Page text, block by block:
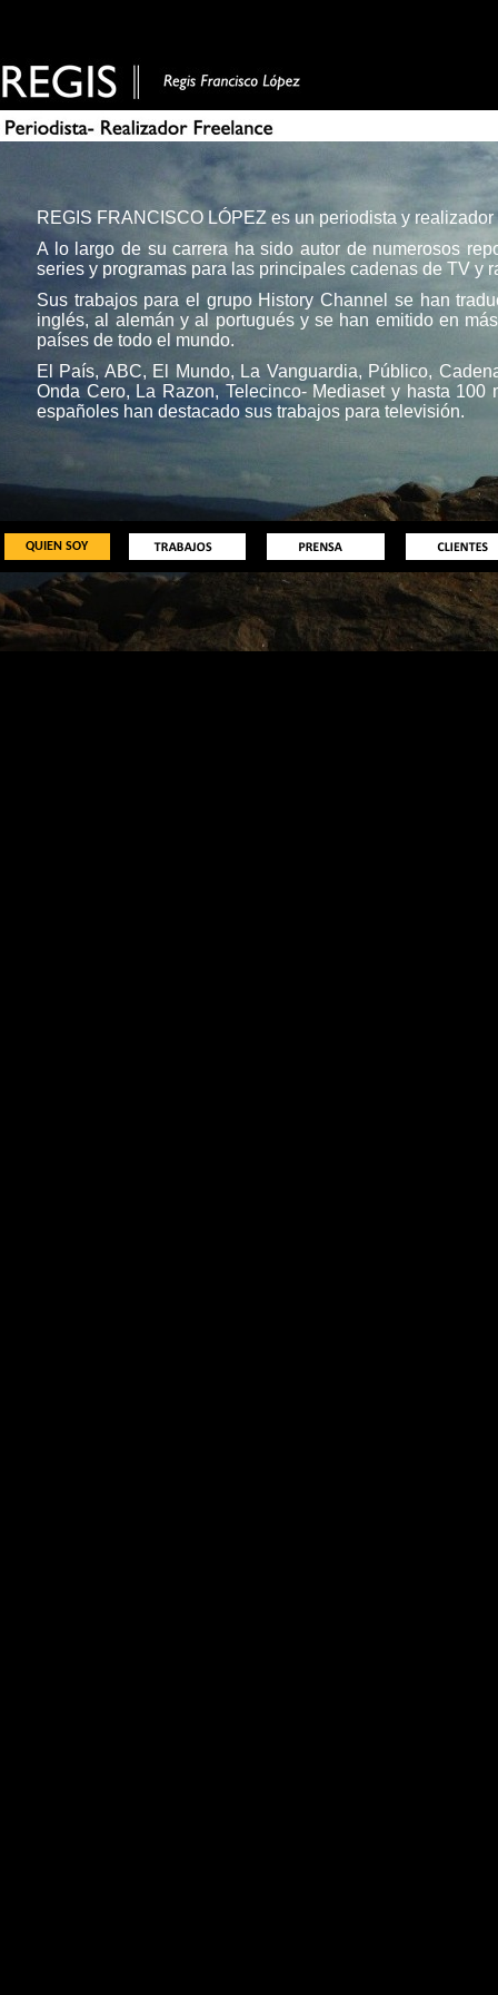
QUIEN SOY
REGIS FRANCISCO LÓPEZ es un periodista y realizador
A lo largo de su carrera ha sido autor de numerosos
series y programas para las principales cadenas de TV y
Sus trabajos para el grupo History Channel se han
inglés, al alemán y al portugués y se han emitido en
países de todo el mundo.
El País, ABC, El Mundo, La Vanguardia, Público,
Onda Cero, La Razon, Telecinco- Mediaset y hasta 100
españoles han destacado sus trabajos para televisión.